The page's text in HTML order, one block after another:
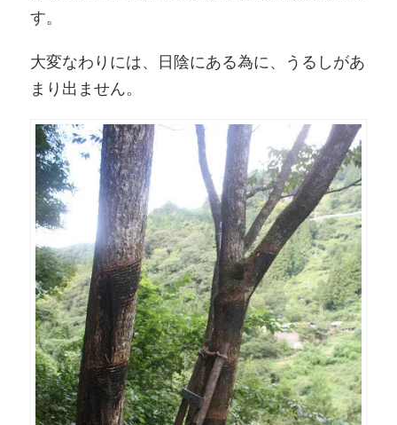
す。
大変なわりには、日陰にある為に、うるしがあ
まり出ません。